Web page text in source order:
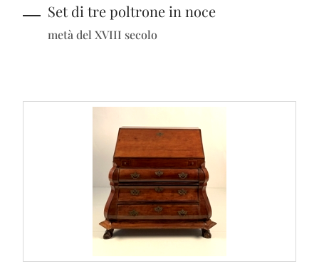
Set di tre poltrone in noce
metà del XVIII secolo